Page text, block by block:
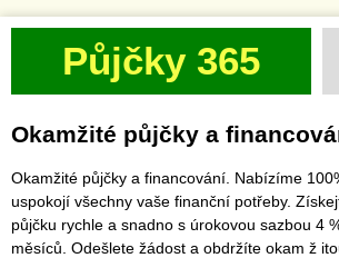
Půjčky 365
Okamžité půjčky a
Okamžité půjčky a financování. Nabízíme
uspokojí všechny vaše finanční potřeby.
půjčku rychle a snadno s úrokovou sazbou 4
měsíců. Odešlete žádost a obdržíte okam ž